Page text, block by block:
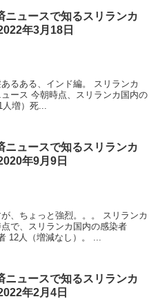
ニュースで知るスリランカ
年3月18日
人増）死...
ニュースで知るスリランカ
年9月9日
ニュースで知るスリランカ
年2月4日